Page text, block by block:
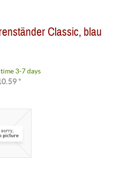
Classic, blau
3-7 days
*